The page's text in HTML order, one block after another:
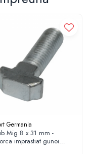
Germania
Mig 8 x 31 mm -
imprastiat gunoi